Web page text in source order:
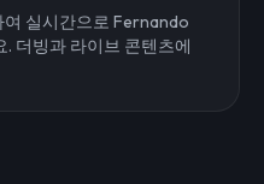
실시간으로 Fernando
더빙과 라이브 콘텐츠에